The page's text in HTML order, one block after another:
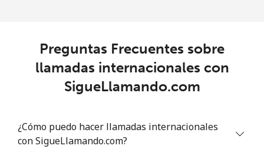
⁦0.8¢⁩
1250 min por
⁦$10⁩
Línea fija ⁦14.5¢⁩
Preguntas Frecuentes sobre
llamadas internacionales con
SigueLlamando.com
¿Cómo puedo hacer llamadas internacionales
con SigueLlamando.com?